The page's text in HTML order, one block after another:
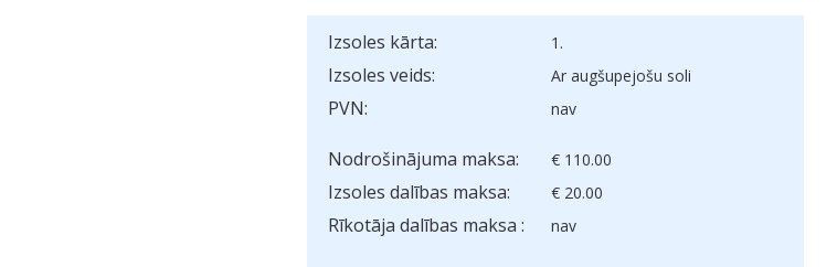
Izsoles kārta: 1.
Izsoles veids: Ar augšupejošu soli
PVN: nav
Nodrošinājuma maksa: € 110.00
Izsoles dalības maksa: € 20.00
Rīkotāja dalības maksa : nav